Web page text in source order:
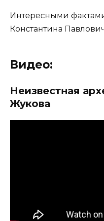
Интересными
Константина
Видео:
Неизвестная
Жукова